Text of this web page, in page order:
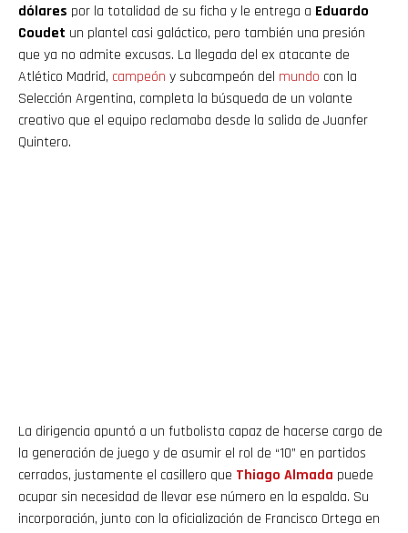
dólares por la totalidad de su ficha y le entrega a Eduardo
Coudet un plantel casi galáctico, pero también una presión
que ya no admite excusas. La llegada del ex atacante de
Atlético Madrid, campeón y subcampeón del mundo con la
Selección Argentina, completa la búsqueda de un volante
creativo que el equipo reclamaba desde la salida de Juanfer
Quintero.
La dirigencia apuntó a un futbolista capaz de hacerse cargo de
la generación de juego y de asumir el rol de “10” en partidos
cerrados, justamente el casillero que Thiago Almada puede
ocupar sin necesidad de llevar ese número en la espalda. Su
incorporación, junto con la oficialización de Francisco Ortega en